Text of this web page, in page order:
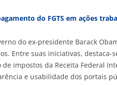
do FGTS em ações
do ex-presidente Barack
Entre suas iniciativas, destaca-
impostos da Receita Federal
e usabilidade dos portais